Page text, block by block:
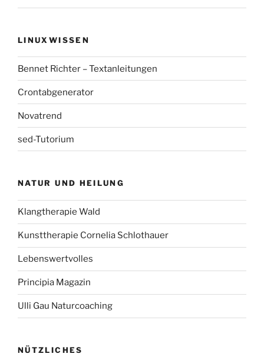
LINUXWISSEN
Bennet Richter – Textanleitungen
Crontabgenerator
Novatrend
sed-Tutorium
NATUR UND HEILUNG
Klangtherapie Wald
Kunsttherapie Cornelia Schlothauer
Lebenswertvolles
Principia Magazin
Ulli Gau Naturcoaching
NÜTZLICHES